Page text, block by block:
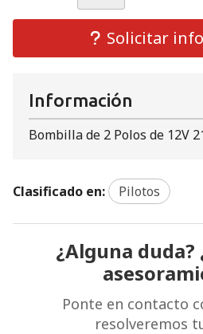
Solicitar
Información
Bombilla de 2 Polos de 12V
Clasificado en: Pilotos
¿Alguna duda?
Ponte en contacto
resolveremos